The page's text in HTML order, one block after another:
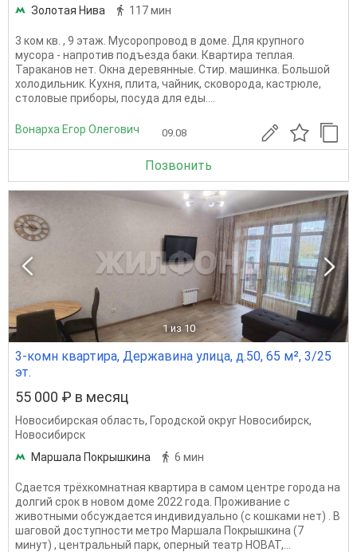
Золотая Нива
117 мин
3 ком кв. , 9 этаж. Мусоропровод в доме. Для крупного
мусора - напротив подъезда баки. Квартира теплая.
Тараканов нет. Окна деревянные. Стир. машинка. Большой
холодильник. Кухня, плита, чайник, сковорода, кастрюле,
столовые приборы, посуда для еды....
Вонарха Егор Олегович 09.08
Позвонить
1 из 10
3-комн квартира, Державина улица, д.50, 65 м², 3/25
эт.
55 000 ₽ в месяц
Новосибирская область, Городской округ Новосибирск,
Новосибирск
Маршала Покрышкина
6 мин
Сдается трёхкомнатная квартира в самом центре города на
долгий срок в новом доме 2022 года. Проживание с
животными обсуждается индивидуально (с кошками нет) . В
шаговой доступности метро Маршала Покрышкина (7
минут) , центральный парк, оперный театр НОВАТ,...